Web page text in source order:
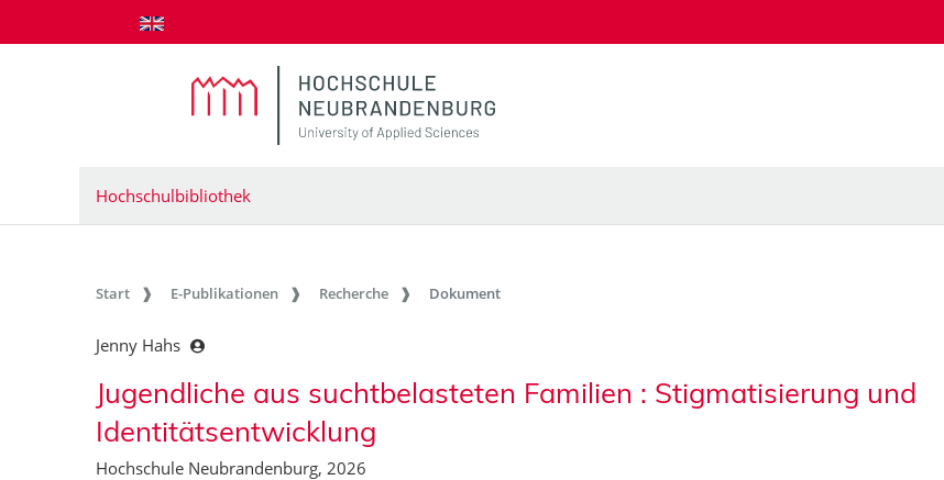
zum Inhalt springen
Hochschulbibliothek
Start E-Publikationen Recherche Dokument
Jenny Hahs
Jugendliche aus suchtbelasteten Familien : Stigmatisierung und
Identitätsentwicklung
Hochschule Neubrandenburg, 2026